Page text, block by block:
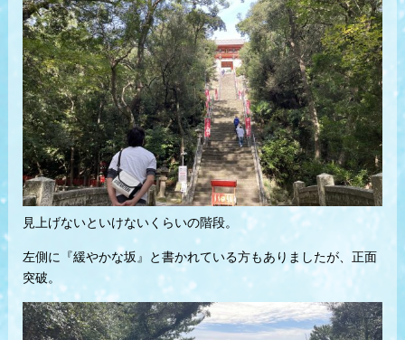
見上げないといけないくらいの階段。
左側に『緩やかな坂』と書かれている方もありましたが、正面
突破。